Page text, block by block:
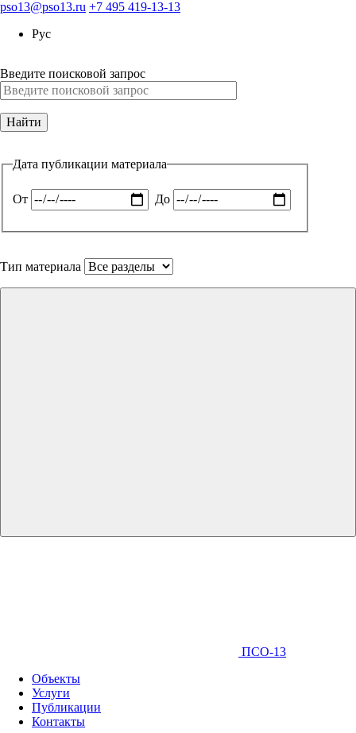
pso13@pso13.ru +7 495 419-13-13
Рус
Введите поисковой запрос
Дата публикации материала
От До
Тип материала
ПСО-13
Объекты
Услуги
Публикации
Контакты